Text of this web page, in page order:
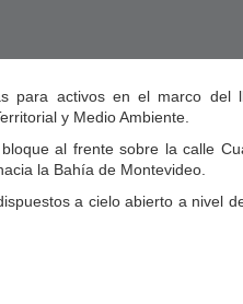
para activos en el marco del
y Medio Ambiente.
al frente sobre la calle
la Bahía de Montevideo.
a cielo abierto a nivel